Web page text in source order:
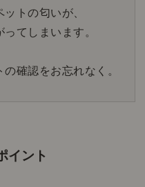
トの匂いが、
てしまいます。
確認をお忘れなく。
イント